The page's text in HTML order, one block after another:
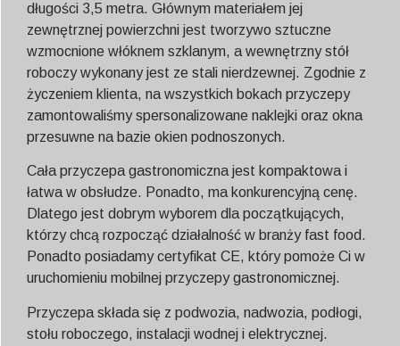
długości 3,5 metra. Głównym materiałem jej
zewnętrznej powierzchni jest tworzywo sztuczne
wzmocnione włóknem szklanym, a wewnętrzny stół
roboczy wykonany jest ze stali nierdzewnej. Zgodnie z
życzeniem klienta, na wszystkich bokach przyczepy
zamontowaliśmy spersonalizowane naklejki oraz okna
przesuwne na bazie okien podnoszonych.
Cała przyczepa gastronomiczna jest kompaktowa i
łatwa w obsłudze. Ponadto, ma konkurencyjną cenę.
Dlatego jest dobrym wyborem dla początkujących,
którzy chcą rozpocząć działalność w branży fast food.
Ponadto posiadamy certyfikat CE, który pomoże Ci w
uruchomieniu mobilnej przyczepy gastronomicznej.
Przyczepa składa się z podwozia, nadwozia, podłogi,
stołu roboczego, instalacji wodnej i elektrycznej.